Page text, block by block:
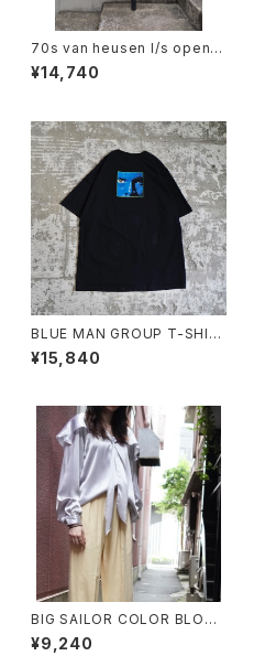
70s van heusen l/s open c
ollar shirt
¥14,740
BLUE MAN GROUP T-SHIR
T
¥15,840
BIG SAILOR COLOR BLOUS
E
¥9,240